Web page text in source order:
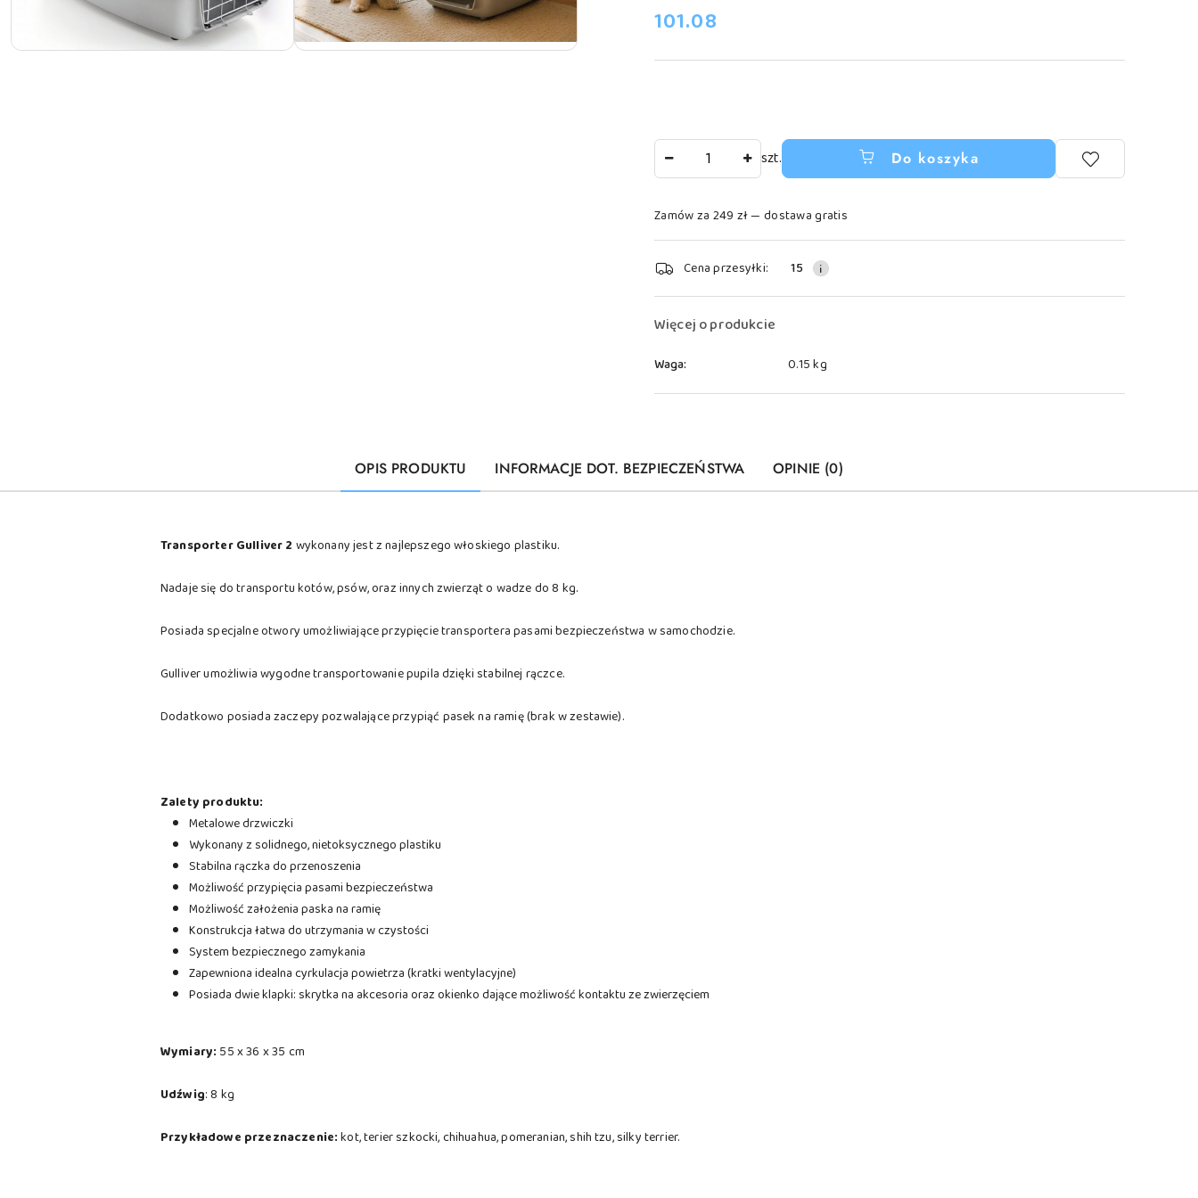
cena:
101.08
szt. Do koszyka
Zamów za 249 zł — dostawa gratis
Dostępność
i
dostawa
Cena przesyłki: 15
Więcej o produkcie
Waga: 0.15 kg
OPIS PRODUKTU INFORMACJE DOT. BEZPIECZEŃSTWA OPINIE (0)
Transporter Gulliver 2 wykonany jest z najlepszego włoskiego plastiku.
Nadaje się do transportu kotów, psów, oraz innych zwierząt o wadze do 8 kg.
Posiada specjalne otwory umożliwiające przypięcie transportera pasami bezpieczeństwa w samochodzie.
Gulliver umożliwia wygodne transportowanie pupila dzięki stabilnej rączce.
Dodatkowo posiada zaczepy pozwalające przypiąć pasek na ramię (brak w zestawie).
Zalety produktu:
Metalowe drzwiczki
Wykonany z solidnego, nietoksycznego plastiku
Stabilna rączka do przenoszenia
Możliwość przypięcia pasami bezpieczeństwa
Możliwość założenia paska na ramię
Konstrukcja łatwa do utrzymania w czystości
System bezpiecznego zamykania
Zapewniona idealna cyrkulacja powietrza (kratki wentylacyjne)
Posiada dwie klapki: skrytka na akcesoria oraz okienko dające możliwość kontaktu ze zwierzęciem
Wymiary: 55 x 36 x 35 cm
Udźwig: 8 kg
Przykładowe przeznaczenie:kot, terier szkocki, chihuahua, pomeranian, shih tzu, silky terrier.